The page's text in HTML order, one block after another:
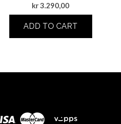
kr3.290,00
ADD TO CART